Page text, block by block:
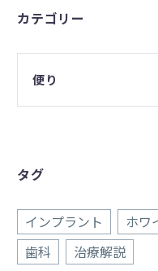
カテゴリー
便り
タグ
インプラント ホワ
歯科
治療解説